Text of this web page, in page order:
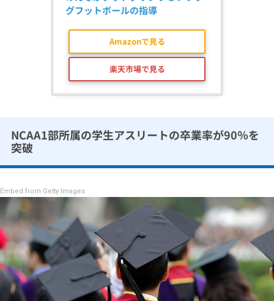
グフットボールの指導
Amazonで見る
楽天市場で見る
NCAA1部所属の学生アスリートの卒業率が90％を
突破
Embed from Getty Images